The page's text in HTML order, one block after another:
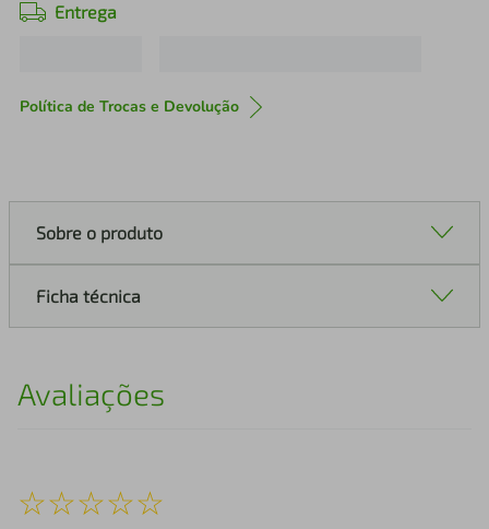
Entrega
Política de Trocas e Devolução
Sobre o produto
Ficha técnica
Avaliações
☆☆☆☆☆